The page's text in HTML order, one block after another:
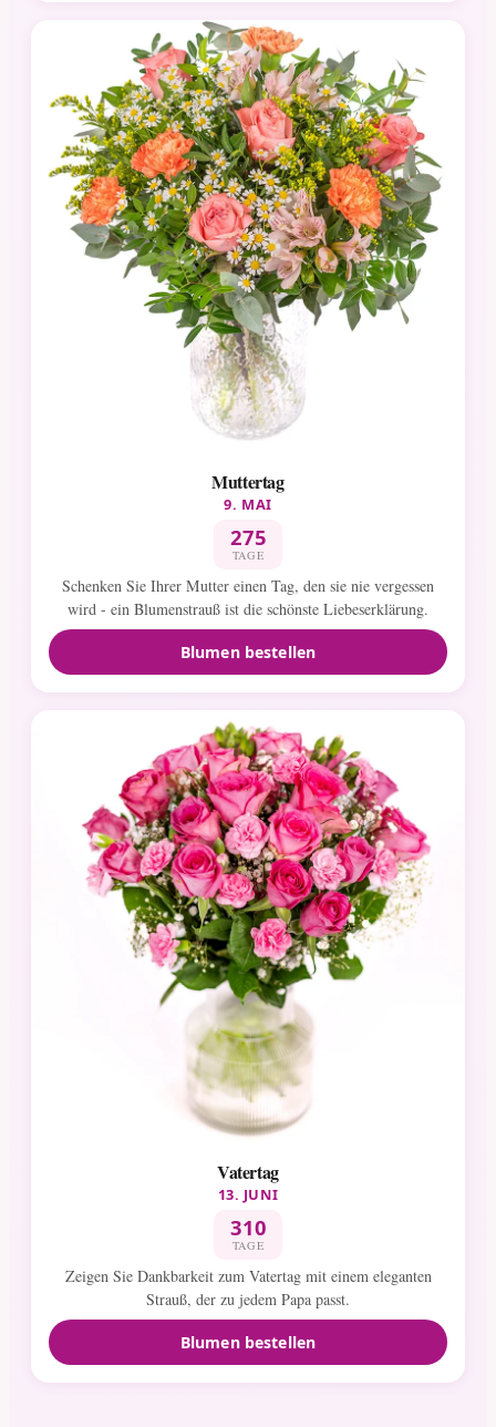
Muttertag
9. MAI
275
TAGE
Schenken Sie Ihrer Mutter einen Tag, den sie nie vergessen
wird - ein Blumenstrauß ist die schönste Liebeserklärung.
Blumen bestellen
Vatertag
13. JUNI
310
TAGE
Zeigen Sie Dankbarkeit zum Vatertag mit einem eleganten
Strauß, der zu jedem Papa passt.
Blumen bestellen